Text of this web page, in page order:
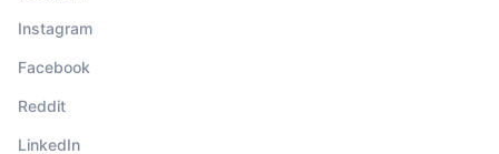
Instagram
Facebook
Reddit
LinkedIn